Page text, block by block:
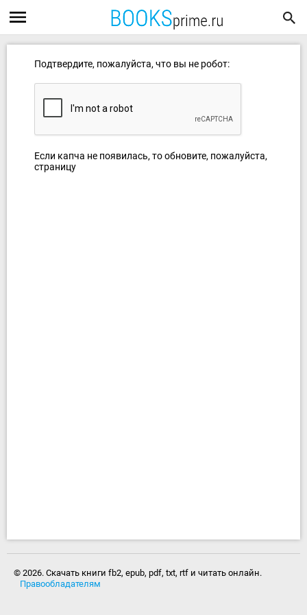
Подтвердите, пожалуйста, что вы не робот:
Если капча не появилась, то обновите, пожалуйста,
страницу
© 2026. Скачать книги fb2, epub, pdf, txt, rtf и читать онлайн.
Правообладателям